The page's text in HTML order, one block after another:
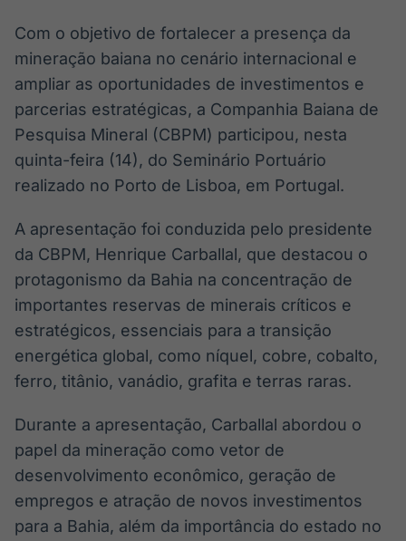
Com o objetivo de fortalecer a presença da
mineração baiana no cenário internacional e
ampliar as oportunidades de investimentos e
parcerias estratégicas, a Companhia Baiana de
Pesquisa Mineral (CBPM) participou, nesta
quinta-feira (14), do Seminário Portuário
realizado no Porto de Lisboa, em Portugal.
A apresentação foi conduzida pelo presidente
da CBPM, Henrique Carballal, que destacou o
protagonismo da Bahia na concentração de
importantes reservas de minerais críticos e
estratégicos, essenciais para a transição
energética global, como níquel, cobre, cobalto,
ferro, titânio, vanádio, grafita e terras raras.
Durante a apresentação, Carballal abordou o
papel da mineração como vetor de
desenvolvimento econômico, geração de
empregos e atração de novos investimentos
para a Bahia, além da importância do estado no